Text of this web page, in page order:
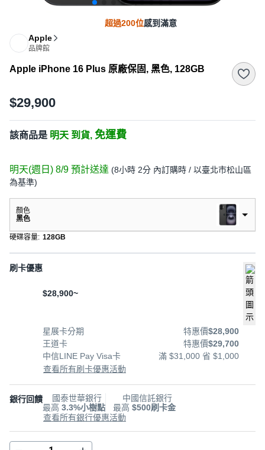
超過200位感到滿意
Apple
品牌館
Apple iPhone 16 Plus 原廠保固, 黑色, 128GB
$29,900
該商品是 明天 到貨, 免運費
明天(週日) 8/9 預計送達 (8小時 2分 內訂購時 / 以臺北市松山區
為基準)
顏色
黑色
硬碟容量: 128GB
刷卡優惠
$28,900~
星展卡分期 特惠價$28,900
王道卡
特惠價$29,700
中信LINE Pay Visa卡
滿 $31,000 省 $1,000
查看所有刷卡優惠活動
銀行回饋
國泰世華銀行
最高 3.3%小樹點
中國信託銀行
最高 $500刷卡金
查看所有銀行優惠活動